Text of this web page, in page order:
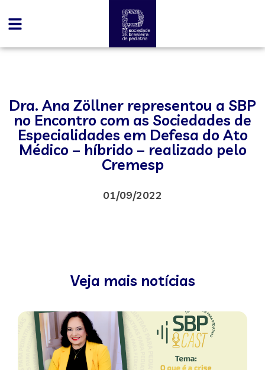
Dra. Ana Zöllner representou a SBP
no Encontro com as Sociedades de
Especialidades em Defesa do Ato
Médico – híbrido – realizado pelo
Cremesp
01/09/2022
Veja mais notícias